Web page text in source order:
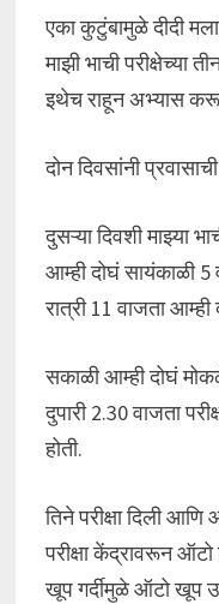
एका कुटुंबामुळे दीदी
माझी भाची
इथेच राहून अभ्यास करू
दोन दिवसांनी
दुसऱ्या दिवशी माझ्या
आम्ही दोघं सायंकाळी 5
रात्री 11 वाजता आम्ही
सकाळी आम्ही दोघं
दुपारी 2.30 वाजता
होती.
तिने परीक्षा दिली
परीक्षा केंद्रावरून
खूप गर्दीमुळे ऑटो खूप